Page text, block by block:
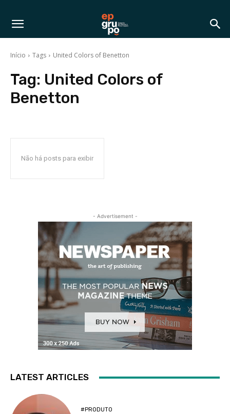
Início Tags United Colors of Benetton
Tag: United Colors of
Benetton
Não há posts para exibir
- Advertisement -
LATEST ARTICLES
#PRODUTO